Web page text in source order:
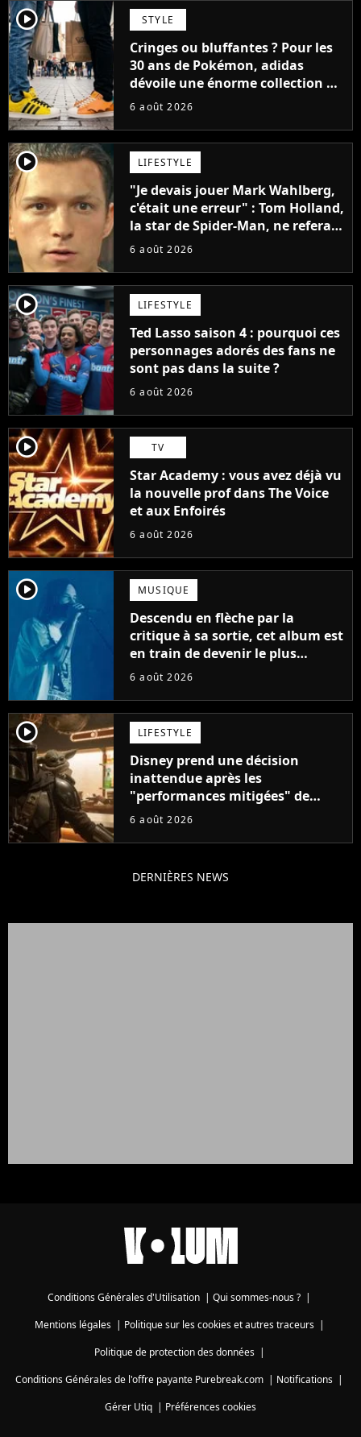
player2 STYLE
Cringes ou bluffantes ? Pour les
30 ans de Pokémon, adidas
dévoile une énorme collection de
sneakers et je ne sais pas quoi en
6 août 2026
player2 LIFESTYLE
"Je devais jouer Mark Wahlberg,
c'était une erreur" : Tom Holland,
la star de Spider-Man, ne referait
pas ce blockbuster
6 août 2026
player2 LIFESTYLE
Ted Lasso saison 4 : pourquoi ces
personnages adorés des fans ne
sont pas dans la suite ?
6 août 2026
player2 TV
Star Academy : vous avez déjà vu
la nouvelle prof dans The Voice
et aux Enfoirés
6 août 2026
player2 MUSIQUE
Descendu en flèche par la
critique à sa sortie, cet album est
en train de devenir le plus
populaire de son auteur
6 août 2026
player2 LIFESTYLE
Disney prend une décision
inattendue après les
"performances mitigées" de
Vaiana et The Mandalorian &
6 août 2026
DERNIÈRES NEWS
Conditions Générales d'Utilisation | Qui sommes-nous ? |
Mentions légales| Politique sur les cookies et autres traceurs|
Politique de protection des données|
Conditions Générales de l'offre payante Purebreak.com | Notifications |
Gérer Utiq | Préférences cookies